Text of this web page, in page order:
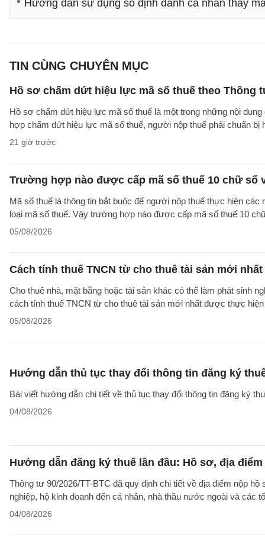
Hướng dẫn sử dụng số định danh cá nhân thay
TIN CÙNG CHUYÊN MỤC
Hồ sơ chấm dứt hiệu lực mã số thuế theo Thông
Hồ sơ chấm dứt hiệu lực mã số thuế là một trong những nội
hợp chấm dứt hiệu lực mã số thuế, người nộp thuế phải chuẩn bị
21 giờ trước
Trường hợp nào được cấp mã số thuế 10 chữ số
Mã số thuế là thông tin bắt buộc để người nộp thuế thực hiện
loại mã số thuế. Vậy trường hợp nào được cấp mã số thuế 10
05/08/2026
Cách tính thuế TNCN từ cho thuê tài sản mới nhất
Cho thuê nhà, mặt bằng hoặc tài sản khác có thể làm phát sinh
cách tính thuế TNCN từ cho thuê tài sản mới nhất được thực
05/08/2026
Hướng dẫn thủ tục thay đổi thông tin đăng ký
Bài viết hướng dẫn chi tiết về thủ tục thay đổi thông tin đăng ký
04/08/2026
Hướng dẫn đăng ký thuế lần đầu: Hồ sơ, địa
Thông tư 90/2026/TT-BTC đã quy định chi tiết về địa điểm nộp
nghiệp, hộ kinh doanh đến cá nhân, nhà thầu nước ngoài và các
04/08/2026